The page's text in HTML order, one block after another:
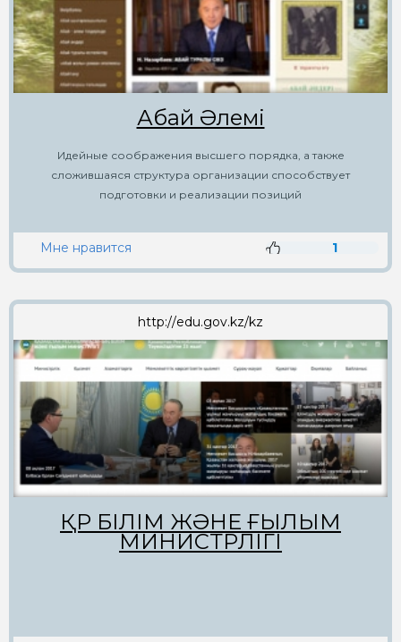
Абай Әлемi
Идейные соображения высшего порядка, а также
сложившаяся структура организации способствует
подготовки и реализации позиций
1
Мне нравится
http://edu.gov.kz/kz
ҚР БІЛІМ ЖӘНЕ ҒЫЛЫМ
МИНИСТРЛІГІ